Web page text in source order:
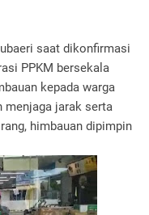
saat dikonfirmasi
PPKM bersekala
kepada warga
menjaga jarak serta
himbauan dipimpin